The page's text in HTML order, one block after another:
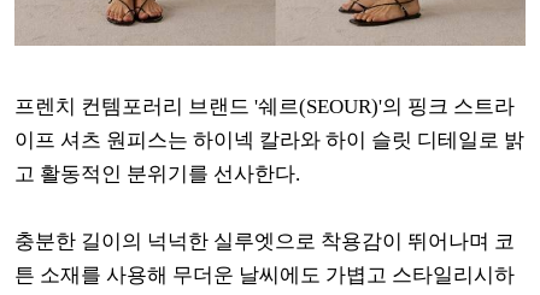
프렌치 컨템포러리 브랜드 '쉐르(SEOUR)'의 핑크 스트라
이프 셔츠 원피스는 하이넥 칼라와 하이 슬릿 디테일로 밝
고 활동적인 분위기를 선사한다.
충분한 길이의 넉넉한 실루엣으로 착용감이 뛰어나며 코
튼 소재를 사용해 무더운 날씨에도 가볍고 스타일리시하